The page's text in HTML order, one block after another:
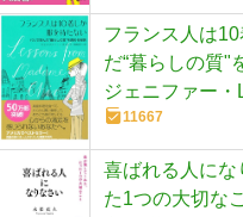
フランス人は
だ“暮らしの質"
ジェニファー・
11667
喜ばれる人にな
た1つの大切な